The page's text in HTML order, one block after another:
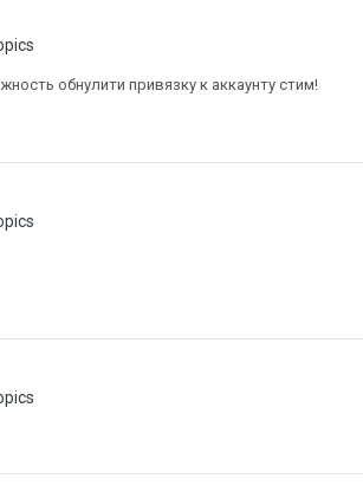
обнулити привязку к аккаунту стим!